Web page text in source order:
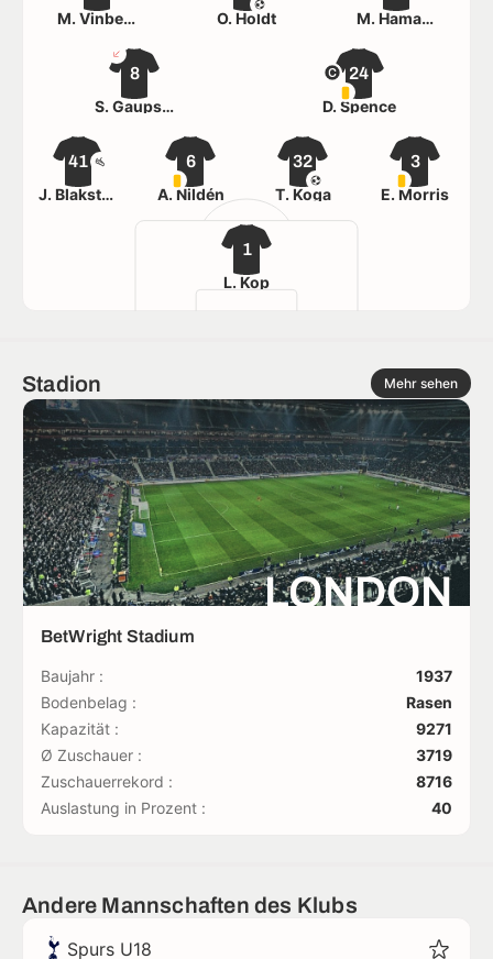
1
L. Kop
41
J. Blakstad
6
A. Nildén
32
T. Koga
3
E. Morris
8
S. Gaupset
24
D. Spence
M. Vinberg
O. Holdt
M. Hamano
Stadion Mehr sehen
LONDON
BetWright Stadium
Baujahr :
1937
Bodenbelag :
Rasen
Kapazität :
9271
Ø Zuschauer :
3719
Zuschauerrekord :
8716
Auslastung in Prozent :
40
Andere Mannschaften des Klubs
Spurs U18